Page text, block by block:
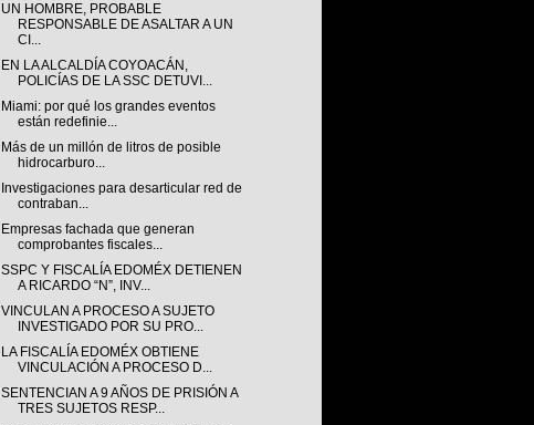
UN HOMBRE, PROBABLE
RESPONSABLE DE ASALTAR A UN
CI...
EN LA ALCALDÍA COYOACÁN,
POLICÍAS DE LA SSC DETUVI...
Miami: por qué los grandes eventos
están redefinie...
Más de un millón de litros de posible
hidrocarburo...
Investigaciones para desarticular red de
contraban...
Empresas fachada que generan
comprobantes fiscales...
SSPC Y FISCALÍA EDOMÉX DETIENEN
A RICARDO “N”, INV...
VINCULAN A PROCESO A SUJETO
INVESTIGADO POR SU PRO...
LA FISCALÍA EDOMÉX OBTIENE
VINCULACIÓN A PROCESO D...
SENTENCIAN A 9 AÑOS DE PRISIÓN A
TRES SUJETOS RESP...